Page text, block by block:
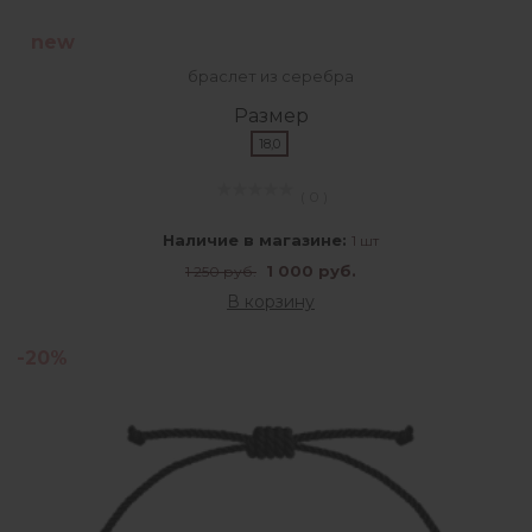
браслет из серебра
Размер
18,0
Наличие в магазине: 1 шт
1 250 руб. 1 000 руб.
В корзину